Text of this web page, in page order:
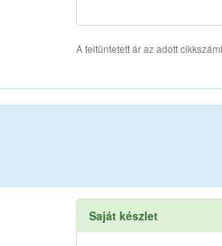
A feltüntetett ár az adott
Saját készlet